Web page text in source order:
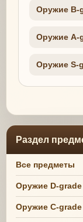
Оружие B-
Оружие A-
Оружие S-
Раздел
Все предметы
Оружие D-grade
Оружие C-grade